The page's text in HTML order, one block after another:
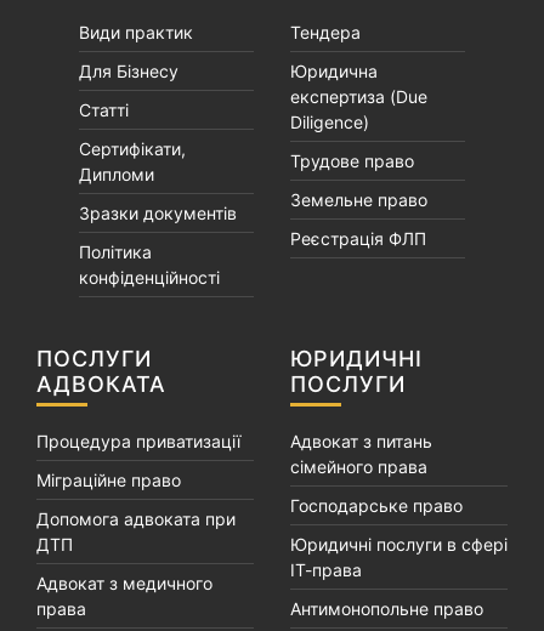
Види практик
Для Бізнесу
Статті
Сертифікати,
Дипломи
Зразки документів
Політика
конфіденційності
Тендера
Юридична
експертиза (Due
Diligence)
Трудове право
Земельне право
Реєстрація ФЛП
ПОСЛУГИ
АДВОКАТА
Процедура приватизації
Міграційне право
Допомога адвоката при
ДТП
Адвокат з медичного
права
ЮРИДИЧНІ
ПОСЛУГИ
Адвокат з питань
сімейного права
Господарське право
Юридичні послуги в сфері
ІТ-права
Антимонопольне право